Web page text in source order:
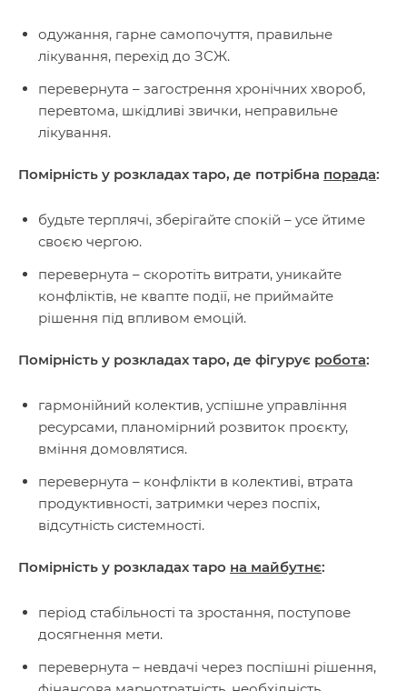
одужання, гарне самопочуття, правильне
лікування, перехід до ЗСЖ.
перевернута – загострення хронічних хвороб,
перевтома, шкідливі звички, неправильне
лікування.
Помірність у розкладах таро, де потрібна порада:
будьте терплячі, зберігайте спокій – усе йтиме
своєю чергою.
перевернута – скоротіть витрати, уникайте
конфліктів, не квапте події, не приймайте
рішення під впливом емоцій.
Помірність у розкладах таро, де фігурує робота:
гармонійний колектив, успішне управління
ресурсами, планомірний розвиток проєкту,
вміння домовлятися.
перевернута – конфлікти в колективі, втрата
продуктивності, затримки через поспіх,
відсутність системності.
Помірність у розкладах таро на майбутнє:
період стабільності та зростання, поступове
досягнення мети.
перевернута – невдачі через поспішні рішення,